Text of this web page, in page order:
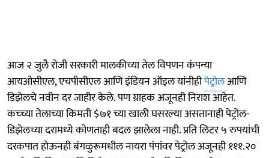
आज २ जुलै रोजी सरकारी मालकीच्या तेल विपणन कंपन्या
आयओसीएल, एचपीसीएल आणि इंडियन ऑइल यांनीहीपेट्रोलआणि
डिझेलचे नवीन दर जाहीर केले. पण ग्राहक अजूनही निराश आहेत.
कच्च्या तेलाच्या किमती $७१ च्या खाली घसरल्या असतानाही पेट्रोल-
डिझेलच्या दरामध्ये कोणताही बदल झालेला नाही. प्रति लिटर ५ रुपयांची
दरकपात होऊनही बंगळुरूमधील नायरा पंपांवर पेट्रोल अजूनही १११.२०